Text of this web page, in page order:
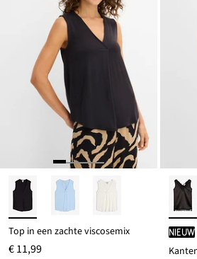
Top in een zachte viscosemix
€ 11,99
Nieuw